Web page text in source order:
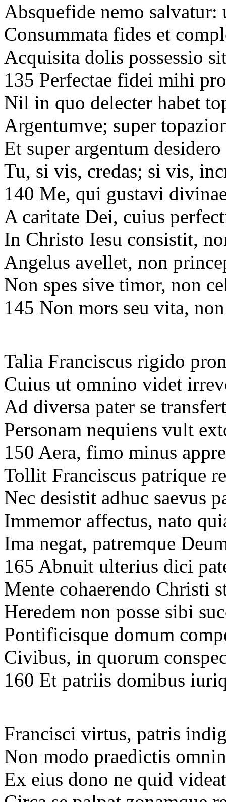
Absquefide nemo
Consummata fides et
Acquisita dolis possessio
135 Perfectae fidei mihi
Nil in quo delecter habet
Argentumve; super
Et super argentum
Tu, si vis, credas; si vis,
140 Me, qui gustavi
A caritate Dei, cuius
In Christo Iesu consistit,
Angelus avellet, non
Non spes sive timor, non
145 Non mors seu vita,
Talia Franciscus rigido
Cuius ut omnino videt
Ad diversa pater se
Personam nequiens vult
150 Aera, fimo minus
Tollit Franciscus patrique
Nec desistit adhuc saevus
Immemor affectus, nato
Ima negat, patremque
165 Abnuit ulterius dici
Mente cohaerendo Christi
Heredem non posse sibi
Pontificisque domum
Civibus, in quorum
160 Et patriis domibus
Francisci virtus, patris
Non modo praedictis
Ex eius dono ne quid